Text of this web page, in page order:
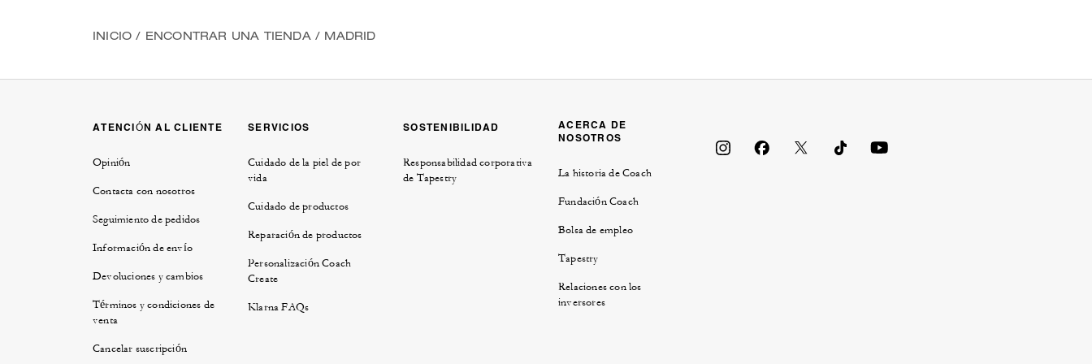
+34 91 770 5206
ECI Preciados
Calle de Preciados, 3
Madrid
INICIO / ENCONTRAR UNA TIENDA / MADRID
ATENCIÓN AL CLIENTE
Opinión
Contacta con nosotros
Seguimiento de pedidos
Información de envío
Devoluciones y cambios
Términos y condiciones de
venta
Cancelar suscripción
SERVICIOS
Cuidado de la piel de por
vida
Cuidado de productos
Reparación de productos
Personalización Coach
Create
Klarna FAQs
SOSTENIBILIDAD
Responsabilidad corporativa
de Tapestry
ACERCA DE
NOSOTROS
La historia de Coach
Fundación Coach
Bolsa de empleo
Tapestry
Relaciones con los
inversores